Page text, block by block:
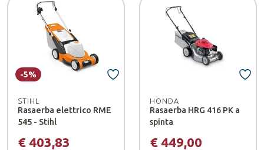
STIHL
Rasaerba elettrico RME
545 - Stihl
€ 403,83
-5%
HONDA
Rasaerba HRG 416 PK a
spinta
€ 449,00